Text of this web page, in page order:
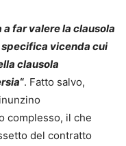
far valere la clausola
vicenda cui
clausola
“. Fatto salvo,
complesso, il che
del contratto